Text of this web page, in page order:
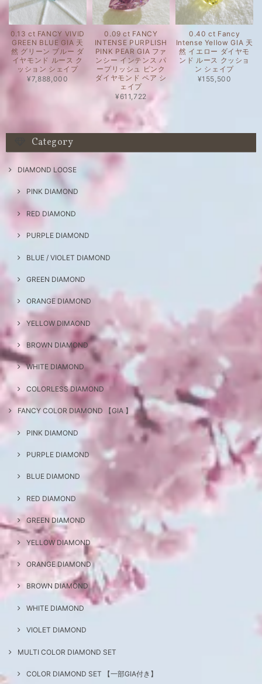
0.13 ct FANCY VIVID
GREEN BLUE GIA 天
然 グリーン ブルー ダ
イヤモンド ルース ク
ッション シェイプ
¥7,888,000
0.09 ct FANCY
INTENSE PURPLISH
PINK PEAR GIA ファ
ンシー インテンス パ
ープリッシュ ピンク
ダイヤモンド ペア シ
ェイプ
¥611,722
0.40 ct Fancy
Intense Yellow GIA 天
然 イエロー ダイヤモ
ンド ルース クッショ
ン シェイプ
¥155,500
Category
DIAMOND LOOSE
PINK DIAMOND
RED DIAMOND
PURPLE DIAMOND
BLUE / VIOLET DIAMOND
GREEN DIAMOND
ORANGE DIAMOND
YELLOW DIMAOND
BROWN DIAMOND
WHITE DIAMOND
COLORLESS DIAMOND
FANCY COLOR DIAMOND 【GIA 】
PINK DIAMOND
PURPLE DIAMOND
BLUE DIAMOND
RED DIAMOND
GREEN DIAMOND
YELLOW DIAMOND
ORANGE DIAMOND
BROWN DIAMOND
WHITE DIAMOND
VIOLET DIAMOND
MULTI COLOR DIAMOND SET
COLOR DIAMOND SET 【一部GIA付き】